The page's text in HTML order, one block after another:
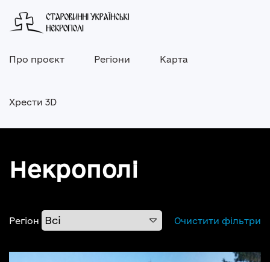
Про проєкт Регіони Карта
Хрести 3D
Некрополі
Регіон Очистити фільтри